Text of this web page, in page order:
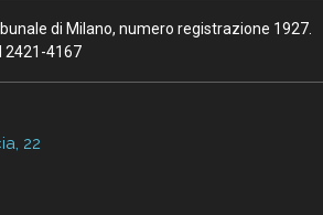
di Milano, numero registrazione 1927.
2421-4167
22